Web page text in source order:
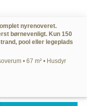
nyrenoveret.
børnevenligt. Kun 150
pool eller legeplads
• 67 m² • Husdyr